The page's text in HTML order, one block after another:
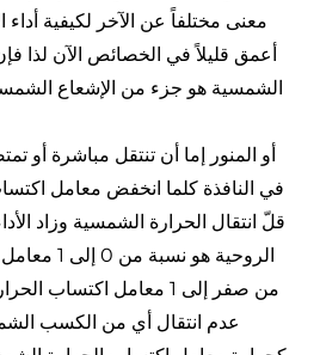
معنى مختلفاً عن الآخر لكيفية أداء
أعمق قليلاً في الخصائص الآن لذا
الشمسية هو جزء من الإشعاع
في النافذة كلما انخفض معامل
قلّ انتقال الحرارة الشمسية وزاد
الروحية هو
من صفر إلى 1 معامل
عدم انتقال أي من الكسب